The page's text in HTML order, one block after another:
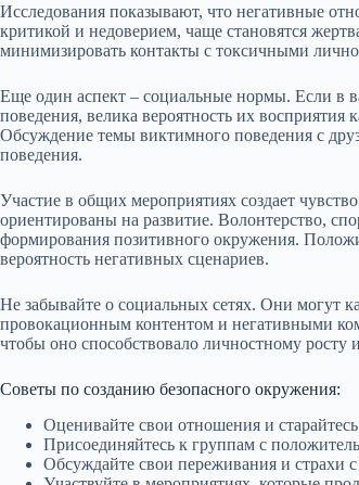
Исследования показывают, что негативные
критикой и недоверием, чаще становятся
минимизировать контакты с токсичными
Еще один аспект – социальные нормы. Если в
поведения, велика вероятность их
Обсуждение темы виктимного поведения с
поведения.
Участие в общих мероприятиях создает
ориентированы на развитие. Волонтерство,
формирования позитивного окружения.
вероятность негативных сценариев.
Не забывайте о социальных сетях. Они могут
провокационным контентом и негативными
чтобы оно способствовало личностному росту
Советы по созданию безопасного окружения:
Оценивайте свои отношения и
Присоединяйтесь к группам с
Обсуждайте свои переживания и страхи